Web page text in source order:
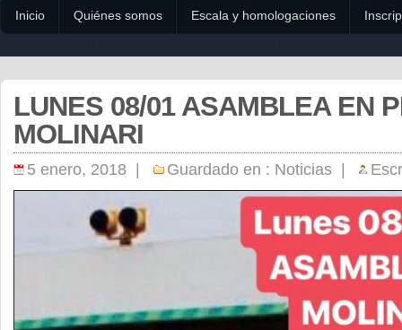
Inicio Quiénes somos Escala y homologaciones
LUNES 08/01 ASAMBLEA EN
MOLINARI
5 enero, 2018 | Guardado en : Noticias